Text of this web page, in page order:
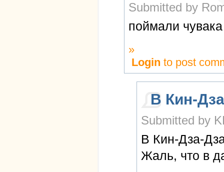
Submitted by
поймали
»
Login to post
В Кин-
Submitted by
В Кин-Дза-
Жаль, что в